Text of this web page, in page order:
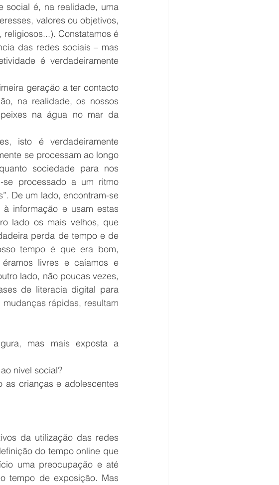
social é, na realidade, uma
valores ou objetivos,
Constatamos é
das redes sociais – mas
é verdadeiramente
geração a ter contacto
na realidade, os nossos
na água no mar da
isto é verdadeiramente
se processam ao longo
sociedade para nos
se processado a um ritmo
De um lado, encontram-se
informação e usam estas
lado os mais velhos, que
perda de tempo e de
tempo é que era bom,
livres e caíamos e
lado, não poucas vezes,
de literacia digital para
rápidas, resultam
mas mais exposta a
nível social?
as crianças e adolescentes
da utilização das redes
do tempo online que
uma preocupação e até
tempo de exposição. Mas